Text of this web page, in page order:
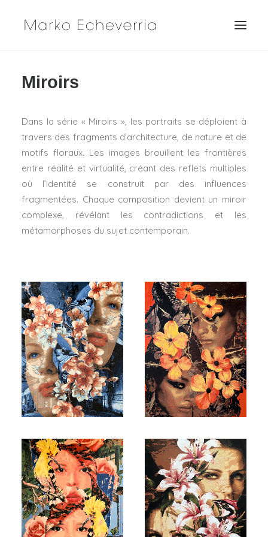
Miroirs
Dans la série « Miroirs », les portraits se déploient à
travers des fragments d’architecture, de nature et de
motifs floraux. Les images brouillent les frontières
entre réalité et virtualité, créant des reflets multiples
où l’identité se construit par des influences
fragmentées. Chaque composition devient un miroir
complexe, révélant les contradictions et les
métamorphoses du sujet contemporain.